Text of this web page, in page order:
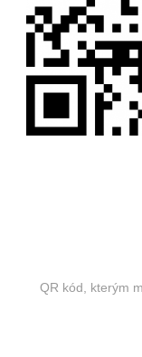
QR kód, kterým